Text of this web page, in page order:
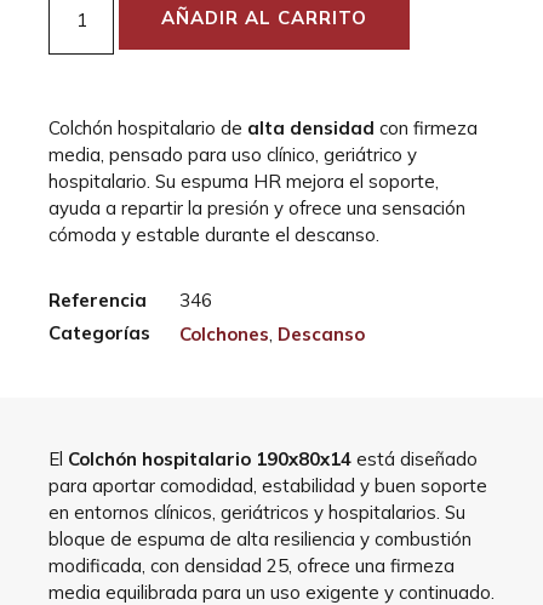
AÑADIR AL CARRITO
Colchón hospitalario de alta densidad con firmeza
media, pensado para uso clínico, geriátrico y
hospitalario. Su espuma HR mejora el soporte,
ayuda a repartir la presión y ofrece una sensación
cómoda y estable durante el descanso.
Referencia
346
Categorías
Colchones, Descanso
El Colchón hospitalario 190x80x14 está diseñado
para aportar comodidad, estabilidad y buen soporte
en entornos clínicos, geriátricos y hospitalarios. Su
bloque de espuma de alta resiliencia y combustión
modificada, con densidad 25, ofrece una firmeza
media equilibrada para un uso exigente y continuado.